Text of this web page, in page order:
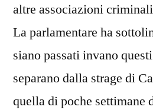
altre associazioni
La parlamentare ha
siano passati invano
separano dalla strage di
quella di poche settimane